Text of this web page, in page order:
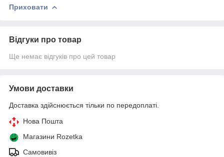
Приховати
Відгуки про товар
Ще немає відгуків про цей товар
Умови доставки
Доставка здійснюється тільки по передоплаті.
Нова Пошта
Магазини Rozetka
Самовивіз